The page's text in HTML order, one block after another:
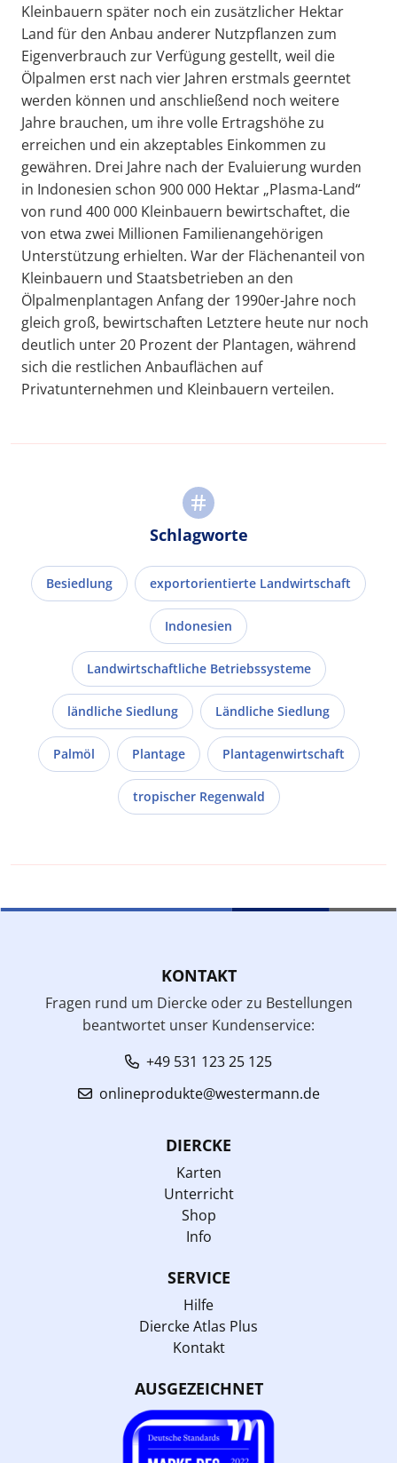
Kleinbauern später noch ein zusätzlicher Hektar
Land für den Anbau anderer Nutzpflanzen zum
Eigenverbrauch zur Verfügung gestellt, weil die
Ölpalmen erst nach vier Jahren erstmals geerntet
werden können und anschließend noch weitere
Jahre brauchen, um ihre volle Ertragshöhe zu
erreichen und ein akzeptables Einkommen zu
gewähren. Drei Jahre nach der Evaluierung wurden
in Indonesien schon 900 000 Hektar „Plasma-Land“
von rund 400 000 Kleinbauern bewirtschaftet, die
von etwa zwei Millionen Familienangehörigen
Unterstützung erhielten. War der Flächenanteil von
Kleinbauern und Staatsbetrieben an den
Ölpalmenplantagen Anfang der 1990er-Jahre noch
gleich groß, bewirtschaften Letztere heute nur noch
deutlich unter 20 Prozent der Plantagen, während
sich die restlichen Anbauflächen auf
Privatunternehmen und Kleinbauern verteilen.
Schlagworte
Besiedlung exportorientierte Landwirtschaft
Indonesien
Landwirtschaftliche Betriebssysteme
ländliche Siedlung Ländliche Siedlung
Palmöl Plantage Plantagenwirtschaft
tropischer Regenwald
KONTAKT
Fragen rund um Diercke oder zu Bestellungen
beantwortet unser Kundenservice:
+49 531 123 25 125
onlineprodukte@westermann.de
DIERCKE
Karten
Unterricht
Shop
Info
SERVICE
Hilfe
Diercke Atlas Plus
Kontakt
AUSGEZEICHNET